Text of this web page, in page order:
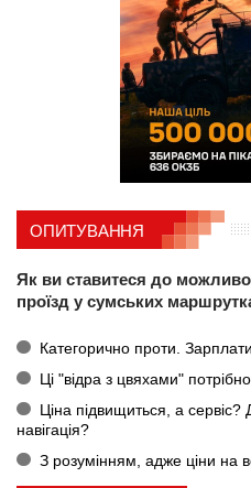
ОПИТУВАННЯ
Як ви ставитеся до
проїзд у сумських
Категорично проти.
Ці "відра з цвяхами"
Ціна підвищиться, а
навігація?
З розумінням, адже ціни на